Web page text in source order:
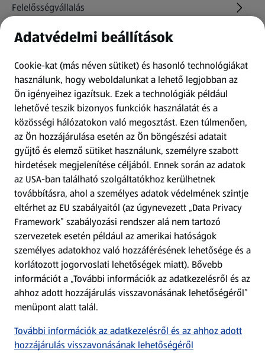
Felelősségvállalás
Információk
Kérdőív
Fizetési lehetőségek
ALDI utalványok
Árcsökkentés
Adattörlő alkalmazás
Szervizpont
(új oldalon nyílik meg)
Fedezz fel minket az interneten!
Töltsd le az ALDI Magyarország applikációt!
Adatvédelmi beállítások
Cookie-kat (más néven sütiket) és hasonló technológiákat
használunk, hogy weboldalunkat a lehető legjobban az
Ön igényeihez igazítsuk. Ezek a technológiák például
lehetővé teszik bizonyos funkciók használatát és a
közösségi hálózatokon való megosztást. Ezen túlmenően,
az Ön hozzájárulása esetén az Ön böngészési adatait
gyűjtő és elemző sütiket használunk, személyre szabott
hirdetések megjelenítése céljából. Ennek során az adatok
az USA-ban található szolgáltatókhoz kerülhetnek
továbbításra, ahol a személyes adatok védelmének szintje
eltérhet az EU szabályaitól (az úgynevezett „Data Privacy
Framework” szabályozási rendszer alá nem tartozó
szervezetek esetén például az amerikai hatóságok
személyes adatokhoz való hozzáférésének lehetősége és a
korlátozott jogorvoslati lehetőségek miatt). Bővebb
információt a „További információk az adatkezelésről és az
ahhoz adott hozzájárulás visszavonásának lehetőségéről”
menüpont alatt talál.
További információk az adatkezelésről és az ahhoz adott
hozzájárulás visszavonásának lehetőségéről